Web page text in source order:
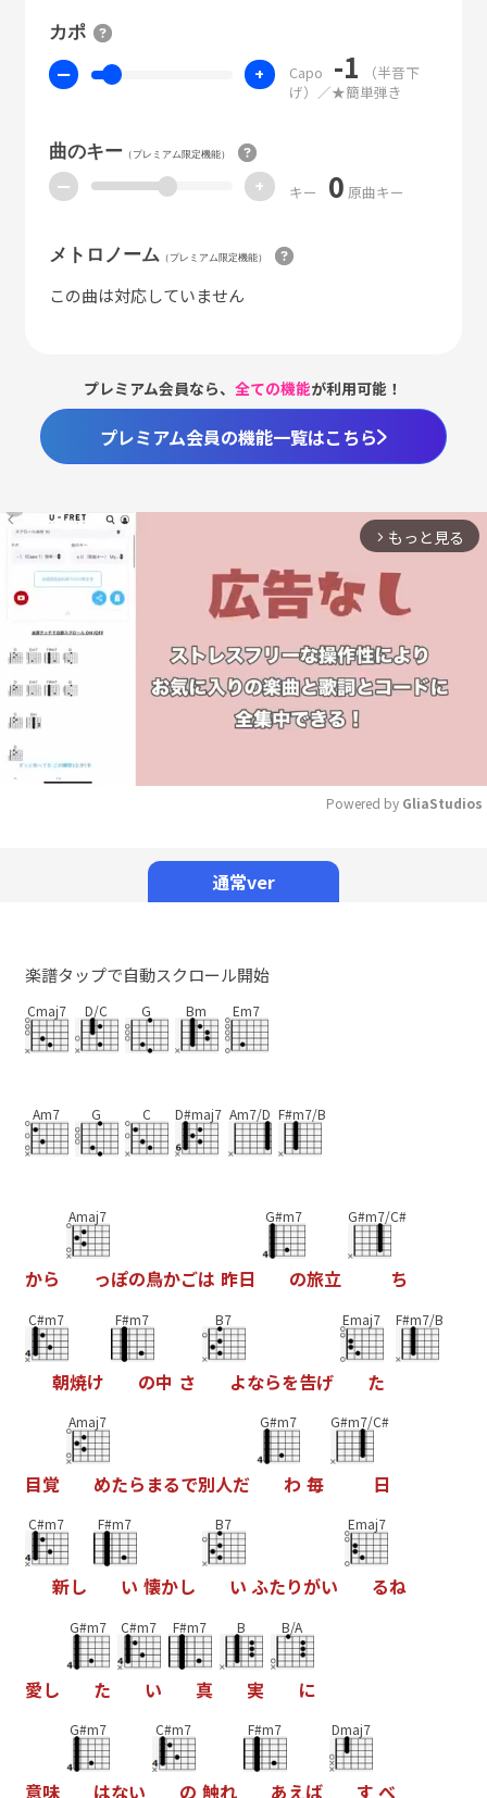
カポ
ー + Capo -1
（半音下
げ）／★簡単弾き
曲のキー（プレミアム限定機能）
ー + キー 0 原曲キー
メトロノーム （プレミアム限定機能）
この曲は対応していません
プレミアム会員なら、全ての機能が利用可能！
プレミアム会員の機能一覧はこちら
arrow_forward_ios もっと見る
Powered by GliaStudios
通常ver
楽譜タップで自動スクロール開始
Cmaj7 D/C G Bm Em7
Am7 G C D#maj7 Am7/D F#m7/B
から
Amaj7
っぽの鳥かごは 昨日
G#m7
の旅立
G#m7/C#
ち
C#m7
朝焼け
F#m7
の中 さ
B7
よならを告げ
Emaj7
た
F#m7/B
目覚
Amaj7
めたら まるで別人だ
G#m7
わ 毎
G#m7/C#
日
C#m7
新し
F#m7
い 懐かし
B7
い ふたりがい
Emaj7
るね
愛し
G#m7
た
C#m7
い
F#m7
真
B
実
B/A
に
意味
G#m7
はない
C#m7
の 触れ
F#m7
あえば
Dmaj7
す べ